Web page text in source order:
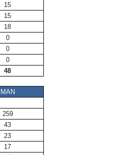
15
15
18
0
0
0
48
MAN
259
43
23
17